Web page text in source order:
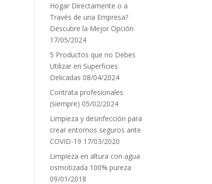
Hogar Directamente o a
Través de una Empresa?
Descubre la Mejor Opción
17/05/2024
5 Productos que no Debes
Utilizar en Superficies
Delicadas 08/04/2024
Contrata profesionales
(siempre) 05/02/2024
Limpieza y desinfección para
crear entornos seguros ante
COVID-19 17/03/2020
Limpieza en altura con agua
osmotizada 100% pureza
09/01/2018